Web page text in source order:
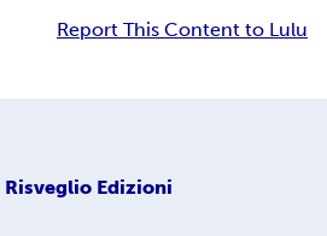
Report This Content to Lulu
Risveglio Edizioni